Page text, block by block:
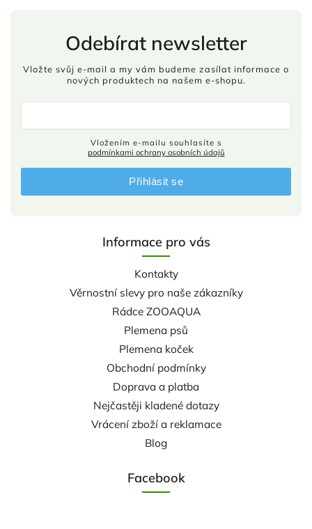
Informace pro vás
Kontakty
Věrnostní slevy pro naše zákazníky
Rádce ZOOAQUA
Plemena psů
Plemena koček
Obchodní podmínky
Doprava a platba
Nejčastěji kladené dotazy
Vrácení zboží a reklamace
Blog
Facebook
Odebírat newsletter
Vložte svůj e-mail a my vám budeme zasílat informace o
nových produktech na našem e-shopu.
podmínkami ochrany osobních údajů
Přihlásit se